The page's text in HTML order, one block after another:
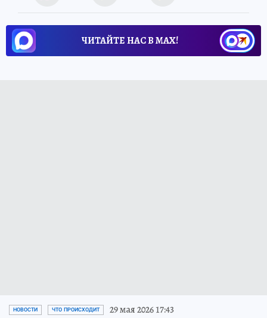
ЧИТАЙТЕ НАС В МАХ!
НОВОСТИ ЧТО ПРОИСХОДИТ 29 мая 2026 17:43